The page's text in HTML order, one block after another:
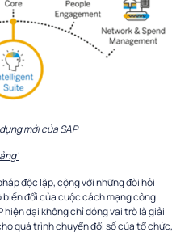
mới của SAP
’
độc lập, cộng với những đòi hỏi
đổi của cuộc cách mạng công
hiện đại không chỉ đóng vai trò là giải
quá trình chuyển đổi số của tổ chức,